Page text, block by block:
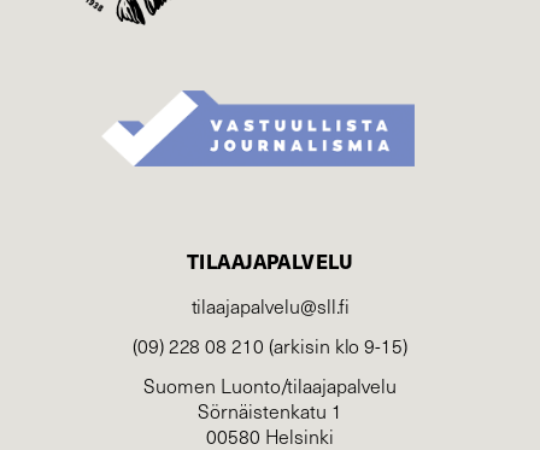
TILAAJAPALVELU
tilaajapalvelu@sll.fi
(09) 228 08 210 (arkisin klo 9-15)
Suomen Luonto/tilaajapalvelu
Sörnäistenkatu 1
00580 Helsinki